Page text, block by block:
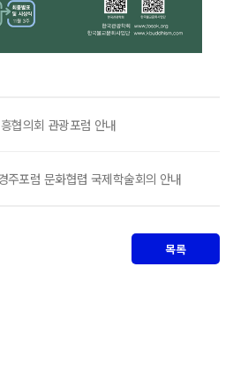
협의회 관광포럼 안내
주포럼 문화협렵 국제학술회의 안내
목록